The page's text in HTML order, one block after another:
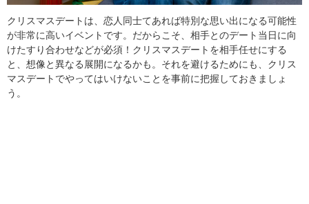
クリスマスデートは、恋人同士てあれば特別な思い出になる可能性
が非常に高いイベントです。だからこそ、相手とのデート当日に向
けたすり合わせなどが必須！クリスマスデートを相手任せにする
と、想像と異なる展開になるかも。それを避けるためにも、クリス
マスデートでやってはいけないことを事前に把握しておきましょ
う。